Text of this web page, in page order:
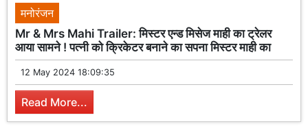
मनोरंजन
Mr & Mrs Mahi Trailer: मिस्टर एन्ड मिसेज माही का ट्रेलर
आया सामने ! पत्नी को क्रिकेटर बनाने का सपना मिस्टर माही का
12 May 2024 18:09:35
Read More...